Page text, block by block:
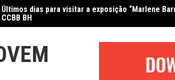
CCBB BH
Amanda Mangili transforma beleza e inclusão em